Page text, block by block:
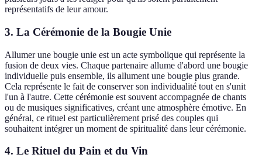
représentatifs de leur amour.
3. La Cérémonie de la Bougie Unie
Allumer une bougie unie est un acte symbolique qui représente la
fusion de deux vies. Chaque partenaire allume d'abord une bougie
individuelle puis ensemble, ils allument une bougie plus grande.
Cela représente le fait de conserver son individualité tout en s'unit
l'un à l'autre. Cette cérémonie est souvent accompagnée de chants
ou de musiques significatives, créant une atmosphère émotive. En
général, ce rituel est particulièrement prisé des couples qui
souhaitent intégrer un moment de spiritualité dans leur cérémonie.
4. Le Rituel du Pain et du Vin